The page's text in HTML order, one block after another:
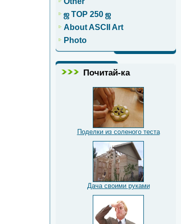
ஜ TOP 250 ஜ
About ASCII Art
Photo
Почитай-ка
Поделки из соленого теста
Дача своими руками